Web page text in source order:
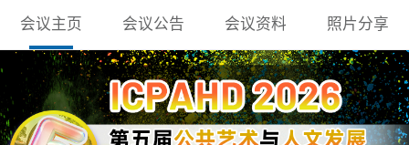
会议主页 会议公告 会议资料 照片分享